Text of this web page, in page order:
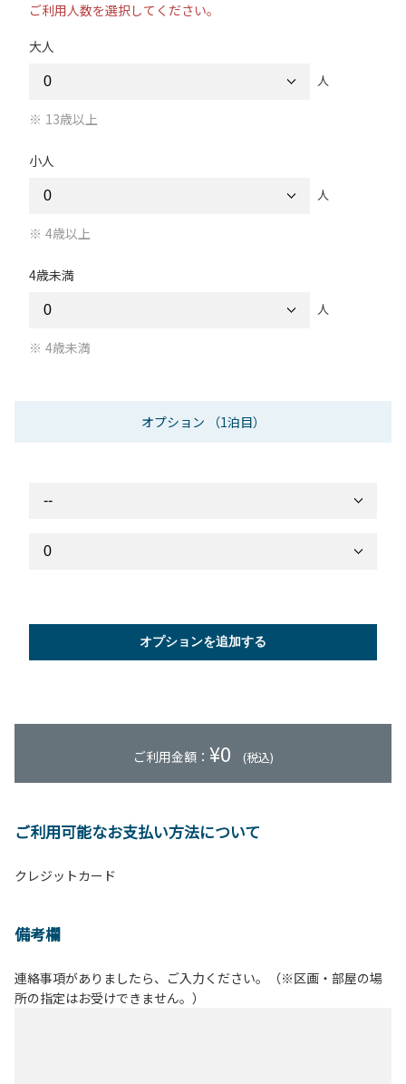
ご利用人数を選択してください。
大人
人
13歳以上
小人
人
4歳以上
4歳未満
人
4歳未満
オプション （1泊目）
オプションを追加する
ご利用金額： ¥0 (税込)
ご利用可能なお支払い方法について
クレジットカード
備考欄
連絡事項がありましたら、ご入力ください。（※区画・部屋の場
所の指定はお受けできません。）